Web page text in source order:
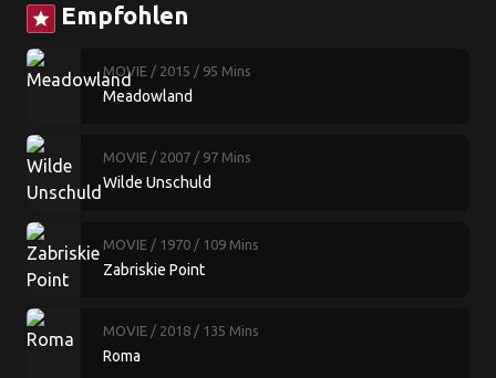
star Empfohlen
MOVIE / 2015 / 95 Mins
Meadowland
MOVIE / 2007 / 97 Mins
Wilde Unschuld
MOVIE / 1970 / 109 Mins
Zabriskie Point
MOVIE / 2018 / 135 Mins
Roma